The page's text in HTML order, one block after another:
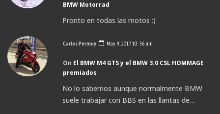
BMW Motorrad
Pronto en todas las motos :)
Carlos Permuy May 9, 2017 10: 56 am
On El BMW M4 GTS y el BMW 3.0 CSL HOMMAGE
premiados
No lo sabemos aunque normalmente BMW
suele trabajar con BBS en las llantas de…